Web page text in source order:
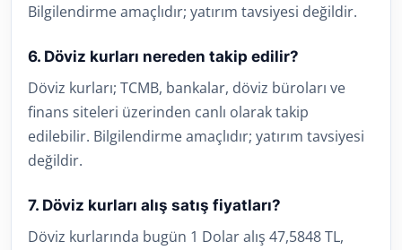
Bilgilendirme amaçlıdır; yatırım tavsiyesi değildir.
6. Döviz kurları nereden takip edilir?
Döviz kurları; TCMB, bankalar, döviz büroları ve
finans siteleri üzerinden canlı olarak takip
edilebilir. Bilgilendirme amaçlıdır; yatırım tavsiyesi
değildir.
7. Döviz kurları alış satış fiyatları?
Döviz kurlarında bugün 1 Dolar alış 47,5848 TL,